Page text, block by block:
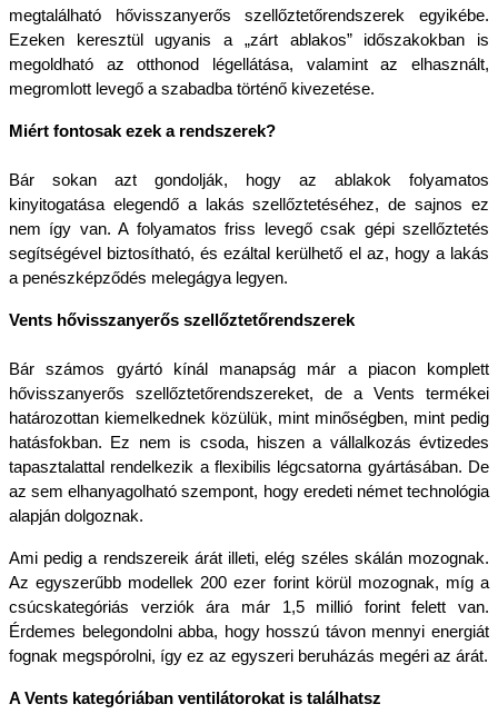
megtalálható hővisszanyerős szellőztetőrendszerek egyikébe.
Ezeken keresztül ugyanis a „zárt ablakos” időszakokban is
megoldható az otthonod légellátása, valamint az elhasznált,
megromlott levegő a szabadba történő kivezetése.
Miért fontosak ezek a rendszerek?
Bár sokan azt gondolják, hogy az ablakok folyamatos
kinyitogatása elegendő a lakás szellőztetéséhez, de sajnos ez
nem így van. A folyamatos friss levegő csak gépi szellőztetés
segítségével biztosítható, és ezáltal kerülhető el az, hogy a lakás
a penészképződés melegágya legyen.
Vents hővisszanyerős szellőztetőrendszerek
Bár számos gyártó kínál manapság már a piacon komplett
hővisszanyerős szellőztetőrendszereket, de a Vents termékei
határozottan kiemelkednek közülük, mint minőségben, mint pedig
hatásfokban. Ez nem is csoda, hiszen a vállalkozás évtizedes
tapasztalattal rendelkezik a flexibilis légcsatorna gyártásában. De
az sem elhanyagolható szempont, hogy eredeti német technológia
alapján dolgoznak.
Ami pedig a rendszereik árát illeti, elég széles skálán mozognak.
Az egyszerűbb modellek 200 ezer forint körül mozognak, míg a
csúcskategóriás verziók ára már 1,5 millió forint felett van.
Érdemes belegondolni abba, hogy hosszú távon mennyi energiát
fognak megspórolni, így ez az egyszeri beruházás megéri az árát.
A Vents kategóriában ventilátorokat is találhatsz